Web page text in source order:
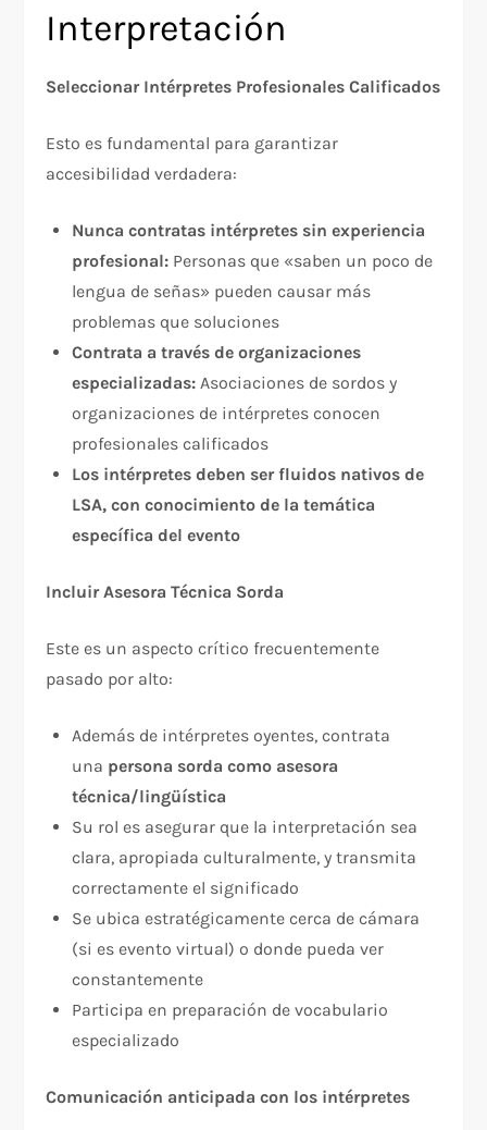
Interpretación
Seleccionar Intérpretes Profesionales Calificados
Esto es fundamental para garantizar
accesibilidad verdadera:​
Nunca contratas intérpretes sin experiencia
profesional: Personas que «saben un poco de
lengua de señas» pueden causar más
problemas que soluciones​
Contrata a través de organizaciones
especializadas: Asociaciones de sordos y
organizaciones de intérpretes conocen
profesionales calificados
Los intérpretes deben ser fluidos nativos de
LSA, con conocimiento de la temática
específica del evento
Incluir Asesora Técnica Sorda
Este es un aspecto crítico frecuentemente
pasado por alto:​
Además de intérpretes oyentes, contrata
una persona sorda como asesora
técnica/lingüística
Su rol es asegurar que la interpretación sea
clara, apropiada culturalmente, y transmita
correctamente el significado
Se ubica estratégicamente cerca de cámara
(si es evento virtual) o donde pueda ver
constantemente​
Participa en preparación de vocabulario
especializado
Comunicación anticipada con los intérpretes